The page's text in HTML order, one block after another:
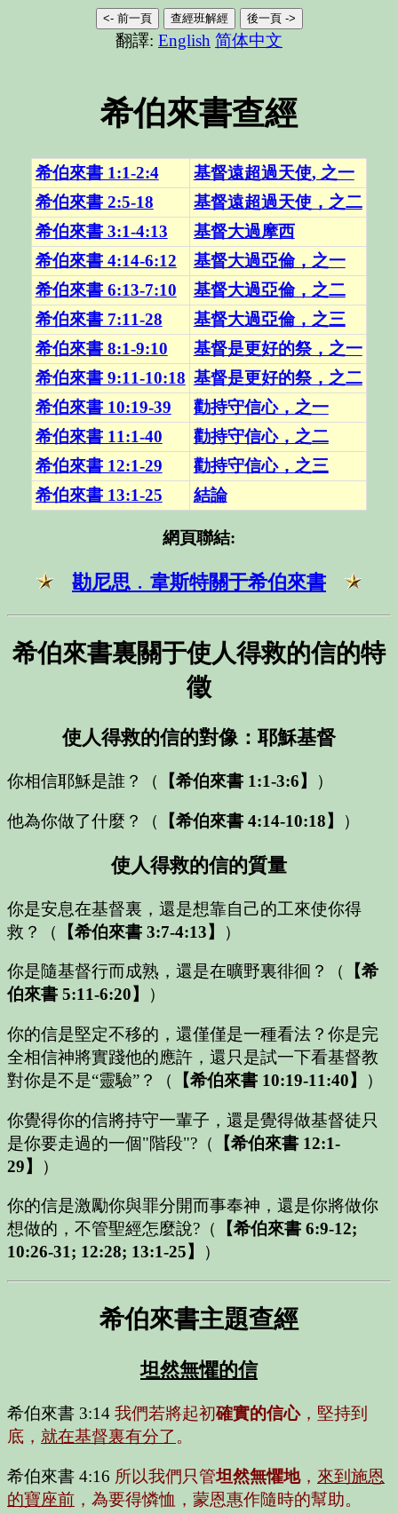
<- 前一頁 查經班解經 後一頁 ->
翻譯: English 简体中文
希伯來書查經
希伯來書 1:1-2:4
基督遠超過天使, 之一
希伯來書 2:5-18
基督遠超過天使，之二
希伯來書3:1-4:13
基督大過摩西
希伯來書 4:14-6:12
基督大過亞倫，之一
希伯來書 6:13-7:10
基督大過亞倫，之二
希伯來書 7:11-28
基督大過亞倫，之三
希伯來書 8:1-9:10
基督是更好的祭，之一
希伯來書 9:11-10:18 基督是更好的祭，之二
希伯來書 10:19-39
勸持守信心，之一
希伯來書 11:1-40
勸持守信心，之二
希伯來書 12:1-29
勸持守信心，之三
希伯來書 13:1-25
結論
網頁聯結:
勘尼思﹒韋斯特關于希伯來書
希伯來書裏關于使人得救的信的特
徵
使人得救的信的對像：耶穌基督
你相信耶穌是誰？ （ 【希伯來書 1:1-3:6】 ）
他為你做了什麼？ （ 【希伯來書 4:14-10:18】 ）
使人得救的信的質量
你是安息在基督裏，還是想靠自己的工來使你得
救？
（ 【希伯來書 3:7-4:13】 ）
你是隨基督行而成熟，還是在曠野裏徘徊？ （
【希
伯來書 5:11-6:20】
）
你的信是堅定不移的，還僅僅是一種看法？你是完
全相信神將實踐他的應許，還只是試一下看基督教
對你是不是“靈驗”？
（ 【希伯來書 10:19-11:40】 ）
你覺得你的信將持守一輩子，還是覺得做基督徒只
是你要走過的一個"階段"? （
【希伯來書 12:1-
29】
）
你的信是激勵你與罪分開而事奉神，還是你將做你
想做的，不管聖經怎麼說? （
【希伯來書 6:9-12;
10:26-31; 12:28; 13:1-25】
）
希伯來書主題查經
坦然無懼的信
希伯來書 3:14 我們若將起初確實的信心，堅持到
底， 就在基督裏有分了 。
希伯來書 4:16 所以我們只管坦然無懼地， 來到施恩
的寶座前 ，為要得憐恤，蒙恩惠作隨時的幫助。